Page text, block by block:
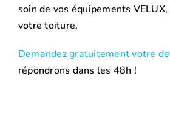
soin de vos équipements
votre toiture.
Demandez gratuitement votre
répondrons dans les 48h !